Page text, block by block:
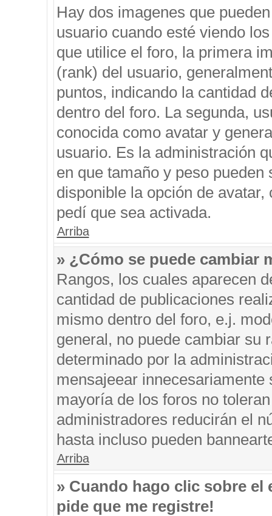
Hay dos imagenes que
usuario cuando esté viendo
que utilice el foro, la primera
(rank) del usuario,
puntos, indicando la cantidad
dentro del foro. La segunda,
conocida como avatar y
usuario. Es la administración
en que tamaño y peso
disponible la opción de
pedí que sea activada.
Arriba
» ¿Cómo se puede cambiar
Rangos, los cuales aparecen
cantidad de publicaciones
mismo dentro del foro, e.j.
general, no puede cambiar su
determinado por la
mensajeear
mayoría de los foros no
administradores reducirán el
hasta incluso pueden
Arriba
» Cuando hago clic sobre el
pide que me registre!